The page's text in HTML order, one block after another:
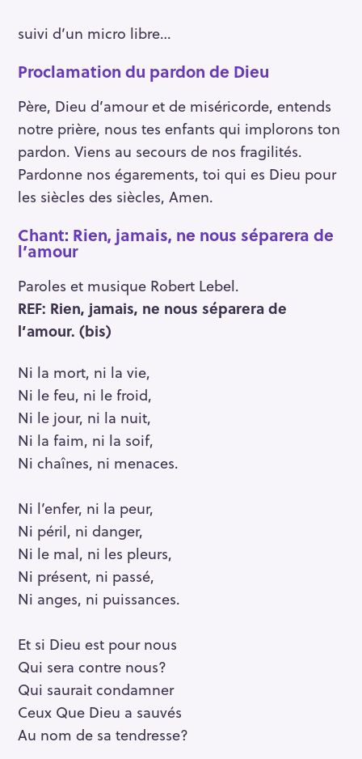
suivi d’un micro libre…
Proclamation du pardon de Dieu
Père, Dieu d’amour et de miséricorde, entends
notre prière, nous tes enfants qui implorons ton
pardon. Viens au secours de nos fragilités.
Pardonne nos égarements, toi qui es Dieu pour
les siècles des siècles, Amen.
Chant: Rien, jamais, ne nous séparera de
l’amour
Paroles et musique Robert Lebel.
REF: Rien, jamais, ne nous séparera de
l’amour. (bis)
Ni la mort, ni la vie,
Ni le feu, ni le froid,
Ni le jour, ni la nuit,
Ni la faim, ni la soif,
Ni chaînes, ni menaces.
Ni l’enfer, ni la peur,
Ni péril, ni danger,
Ni le mal, ni les pleurs,
Ni présent, ni passé,
Ni anges, ni puissances.
Et si Dieu est pour nous
Qui sera contre nous?
Qui saurait condamner
Ceux Que Dieu a sauvés
Au nom de sa tendresse?